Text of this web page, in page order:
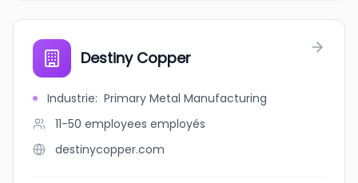
Destiny Copper
Industrie: Primary Metal Manufacturing
11-50 employees employés
destinycopper.com